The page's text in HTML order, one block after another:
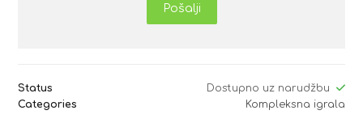
Pošalji
Status
Dostupno uz narudžbu
Categories
Kompleksna igrala